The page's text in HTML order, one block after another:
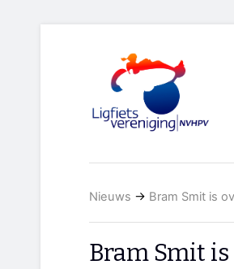
Nieuws → Bram Smit is
Bram Smit